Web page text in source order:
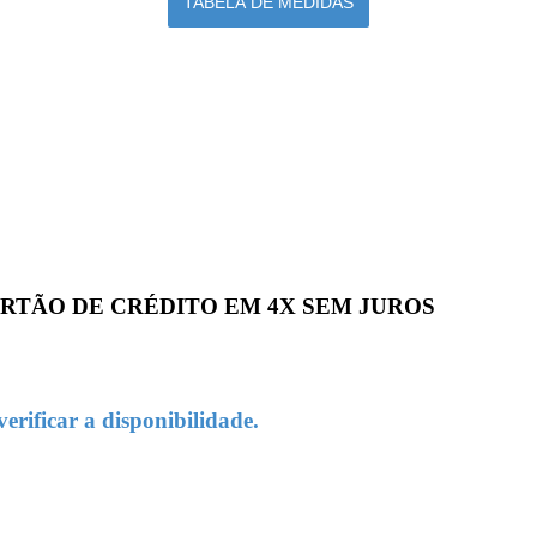
DE CRÉDITO EM 4X SEM JUROS
a disponibilidade.